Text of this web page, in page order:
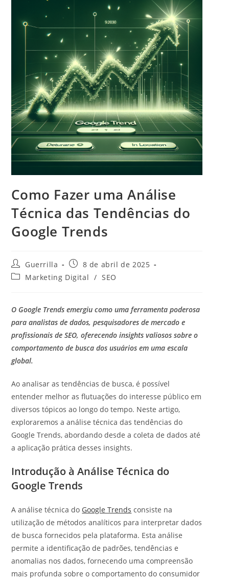
Como Fazer uma Análise
Técnica das Tendências do
Google Trends
A
u
d
o
p
o
s
t
Guerrilla
P
o
s
u
b
l
c
o
8 de abril de 2025
C
e
g
o
r
i
d
p
o
t
:
Marketing Digital / SEO
O Google Trends emergiu como uma ferramenta poderosa
para analistas de dados, pesquisadores de mercado e
profissionais de SEO, oferecendo insights valiosos sobre o
comportamento de busca dos usuários em uma escala
global.
Ao analisar as tendências de busca, é possível
entender melhor as flutuações do interesse público em
diversos tópicos ao longo do tempo. Neste artigo,
exploraremos a análise técnica das tendências do
Google Trends, abordando desde a coleta de dados até
a aplicação prática desses insights.
Introdução à Análise Técnica do
Google Trends
A análise técnica do Google Trends consiste na
utilização de métodos analíticos para interpretar dados
de busca fornecidos pela plataforma. Esta análise
permite a identificação de padrões, tendências e
anomalias nos dados, fornecendo uma compreensão
mais profunda sobre o comportamento do consumidor